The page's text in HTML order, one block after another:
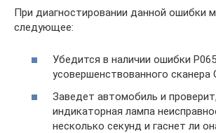
При диагностировании данной ошибки
следующее:
Убедится в наличии ошибки
усовершенствованного сканера
Заведет автомобиль и
индикаторная лампа
несколько секунд и гаснет ли